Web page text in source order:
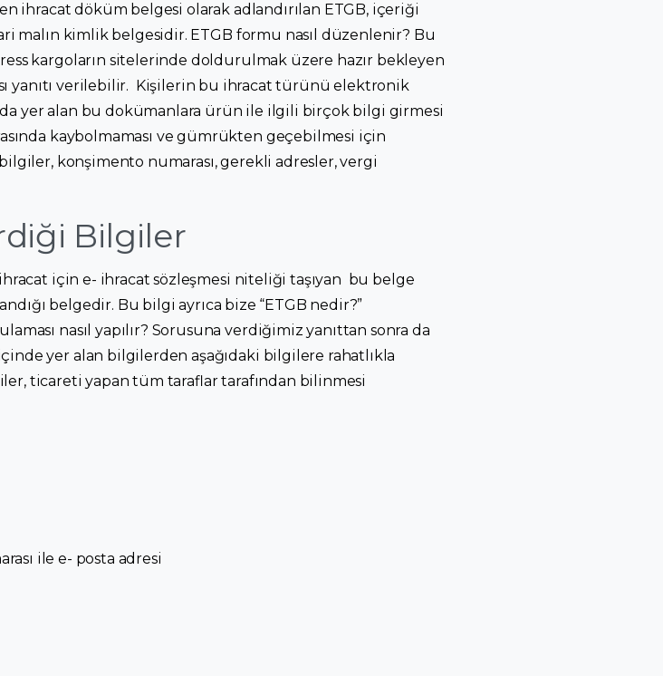
ihracat döküm belgesi olarak adlandırılan ETGB, içeriği
malın kimlik belgesidir. ETGB formu nasıl düzenlenir? Bu
kargoların sitelerinde doldurulmak üzere hazır bekleyen
yanıtı verilebilir. Kişilerin bu ihracat türünü elektronik
yer alan bu dokümanlara ürün ile ilgili birçok bilgi girmesi
kaybolmaması ve gümrükten geçebilmesi için
konşimento numarası, gerekli adresler, vergi
Bilgiler
için e- ihracat sözleşmesi niteliği taşıyan bu belge
belgedir. Bu bilgi ayrıca bize “ETGB nedir?”
nasıl yapılır? Sorusuna verdiğimiz yanıttan sonra da
yer alan bilgilerden aşağıdaki bilgilere rahatlıkla
ticareti yapan tüm taraflar tarafından bilinmesi
ile e- posta adresi